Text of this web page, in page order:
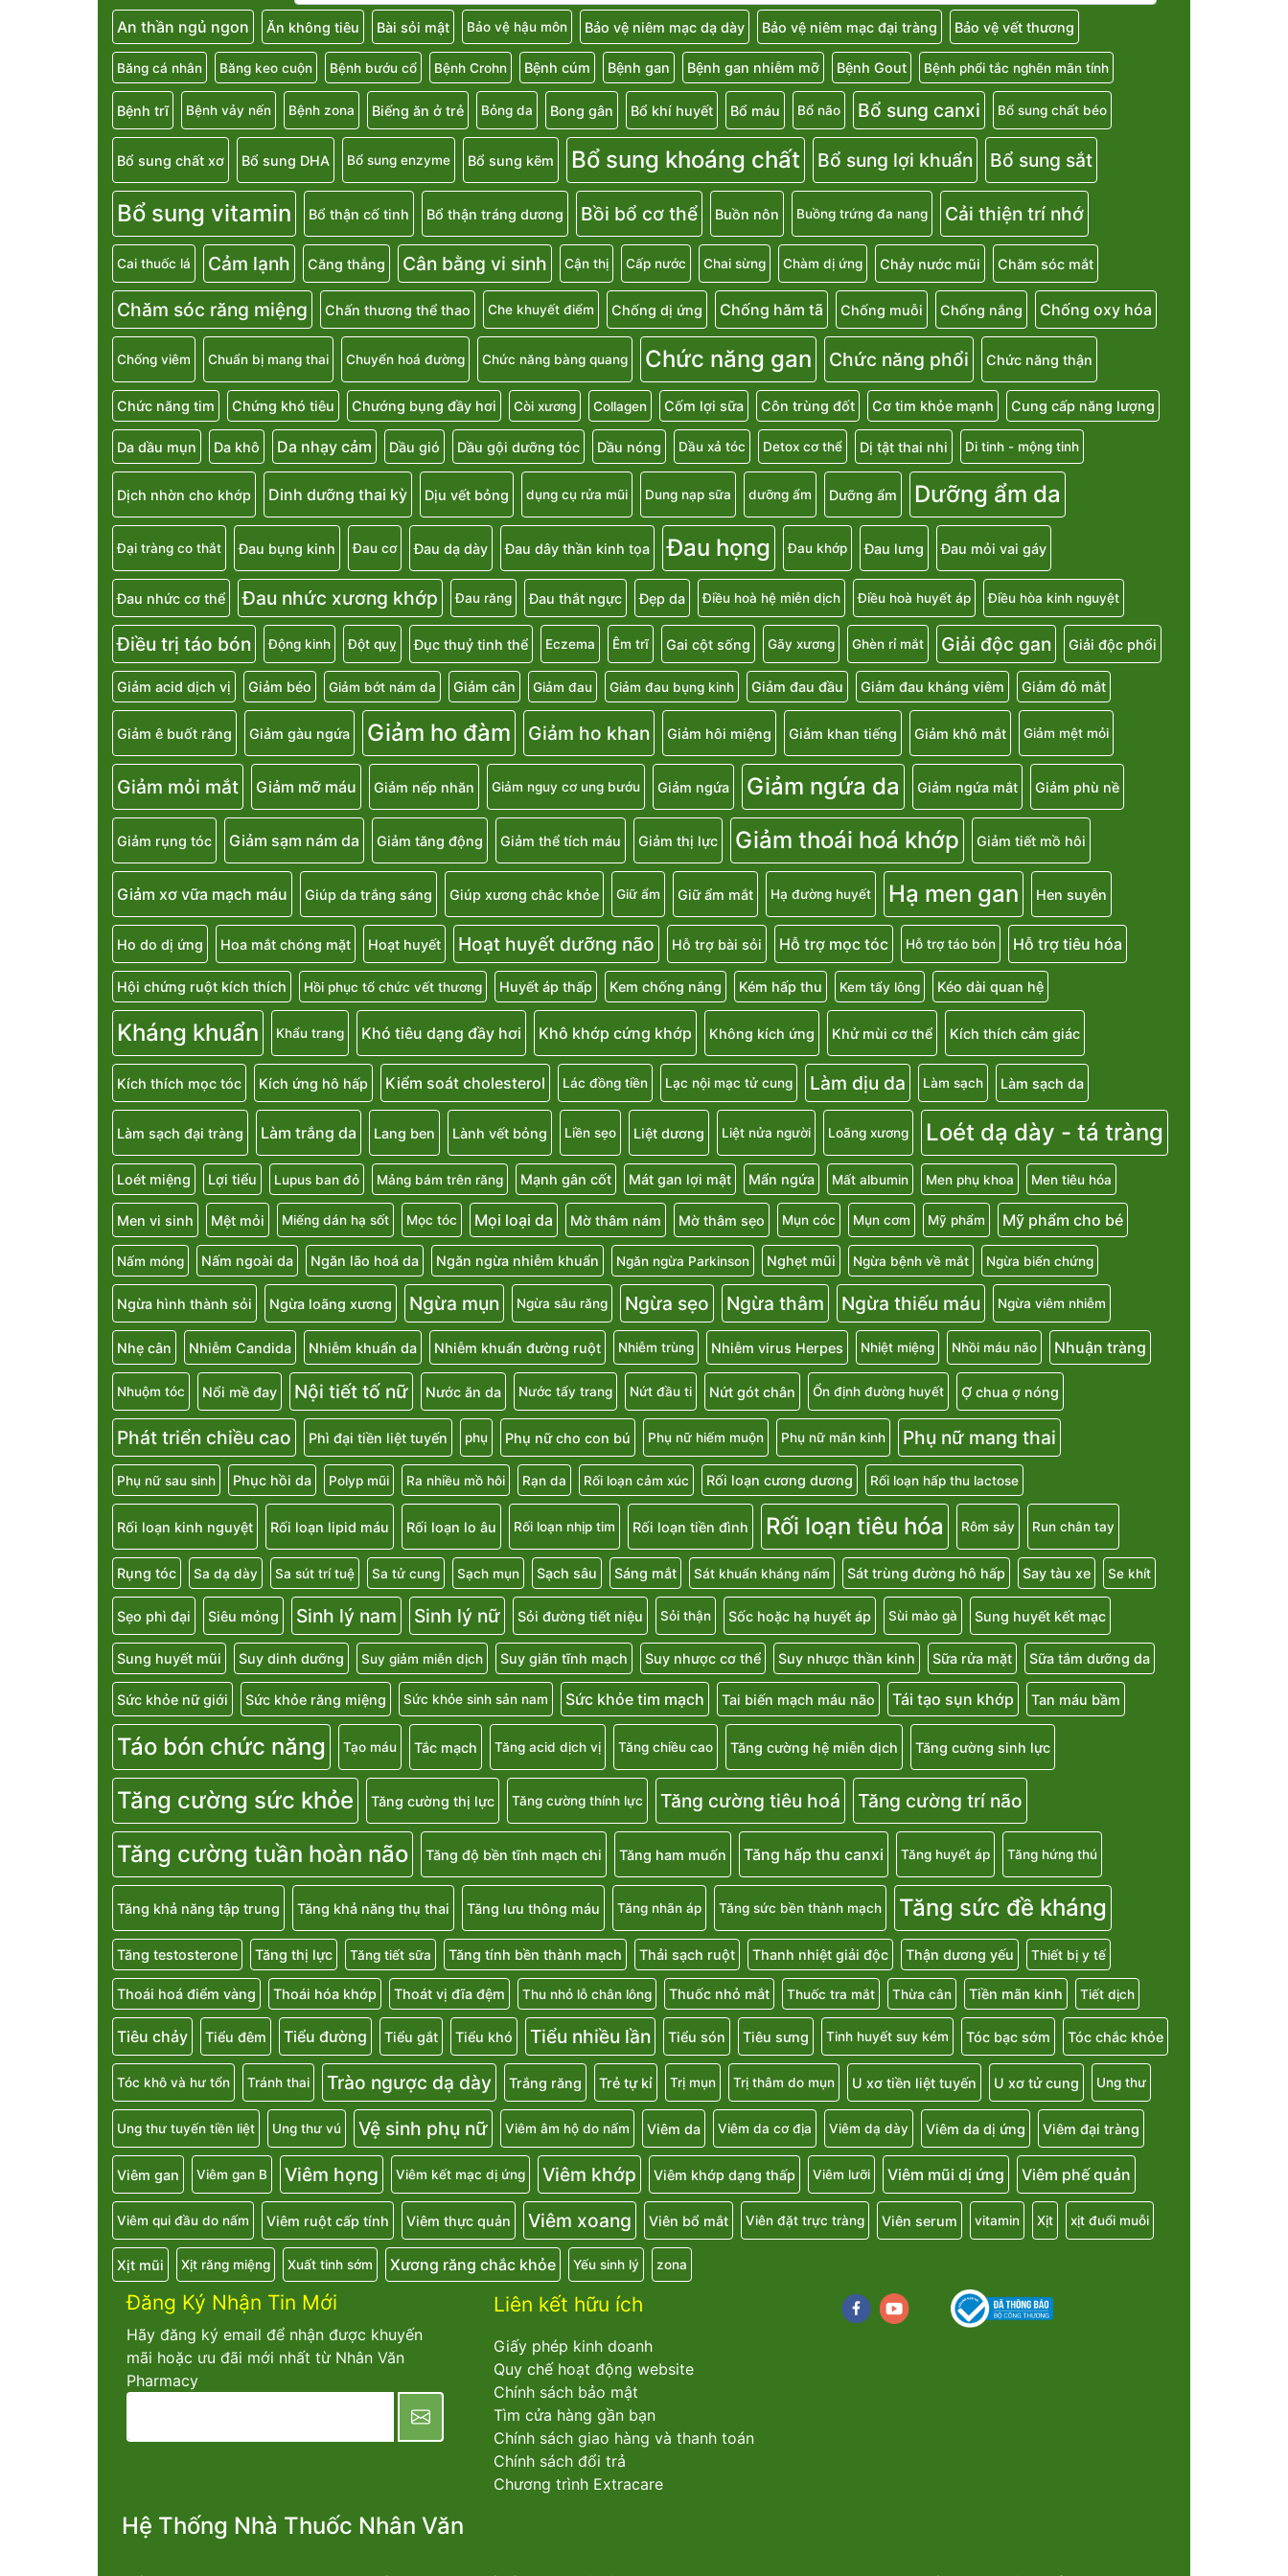
An thần ngủ ngon Ăn không tiêu Bài sỏi mật Bảo vệ hậu môn Bảo vệ niêm mạc dạ dày Bảo vệ niêm mạc đại tràng Bảo vệ vết thương
Băng cá nhân Băng keo cuộn Bệnh bướu cổ Bệnh Crohn Bệnh cúm Bệnh gan Bệnh gan nhiễm mỡ Bệnh Gout Bệnh phổi tắc nghẽn mãn tính
Bệnh trĩ Bệnh vảy nến Bệnh zona Biếng ăn ở trẻ Bỏng da Bong gân Bổ khí huyết Bổ máu Bổ não Bổ sung canxi Bổ sung chất béo
Bổ sung chất xơ Bổ sung DHA Bổ sung enzyme Bổ sung kẽm Bổ sung khoáng chất Bổ sung lợi khuẩn Bổ sung sắt
Bổ sung vitamin Bổ thận cố tinh Bổ thận tráng dương Bồi bổ cơ thể Buồn nôn Buồng trứng đa nang Cải thiện trí nhớ
Cai thuốc lá Cảm lạnh Căng thẳng Cân bằng vi sinh Cận thị Cấp nước Chai sừng Chàm dị ứng Chảy nước mũi Chăm sóc mắt
Chăm sóc răng miệng Chấn thương thể thao Che khuyết điểm Chống dị ứng Chống hăm tã Chống muỗi Chống nắng Chống oxy hóa
Chống viêm Chuẩn bị mang thai Chuyển hoá đường Chức năng bàng quang Chức năng gan Chức năng phổi Chức năng thận
Chức năng tim Chứng khó tiêu Chướng bụng đầy hơi Còi xương Collagen Cốm lợi sữa Côn trùng đốt Cơ tim khỏe mạnh Cung cấp năng lượng
Da dầu mụn Da khô Da nhạy cảm Dầu gió Dầu gội dưỡng tóc Dầu nóng Dầu xả tóc Detox cơ thể Dị tật thai nhi Di tinh - mộng tinh
Dịch nhờn cho khớp Dinh dưỡng thai kỳ Dịu vết bỏng dụng cụ rửa mũi Dung nạp sữa dưỡng ẩm Dưỡng ẩm Dưỡng ẩm da
Đại tràng co thắt Đau bụng kinh Đau cơ Đau dạ dày Đau dây thần kinh tọa Đau họng Đau khớp Đau lưng Đau mỏi vai gáy
Đau nhức cơ thể Đau nhức xương khớp Đau răng Đau thắt ngực Đẹp da Điều hoà hệ miễn dịch Điều hoà huyết áp Điều hòa kinh nguyệt
Điều trị táo bón Động kinh Đột quỵ Đục thuỷ tinh thể Eczema Êm trĩ Gai cột sống Gãy xương Ghèn rỉ mắt Giải độc gan Giải độc phổi
Giảm acid dịch vị Giảm béo Giảm bớt nám da Giảm cân Giảm đau Giảm đau bụng kinh Giảm đau đầu Giảm đau kháng viêm Giảm đỏ mắt
Giảm ê buốt răng Giảm gàu ngứa Giảm ho đàm Giảm ho khan Giảm hôi miệng Giảm khan tiếng Giảm khô mắt Giảm mệt mỏi
Giảm mỏi mắt Giảm mỡ máu Giảm nếp nhăn Giảm nguy cơ ung bướu Giảm ngứa Giảm ngứa da Giảm ngứa mắt Giảm phù nề
Giảm rụng tóc Giảm sạm nám da Giảm tăng động Giảm thể tích máu Giảm thị lực Giảm thoái hoá khớp Giảm tiết mồ hôi
Giảm xơ vữa mạch máu Giúp da trắng sáng Giúp xương chắc khỏe Giữ ẩm Giữ ẩm mắt Hạ đường huyết Hạ men gan Hen suyễn
Ho do dị ứng Hoa mắt chóng mặt Hoạt huyết Hoạt huyết dưỡng não Hỗ trợ bài sỏi Hỗ trợ mọc tóc Hỗ trợ táo bón Hỗ trợ tiêu hóa
Hội chứng ruột kích thích Hồi phục tổ chức vết thương Huyết áp thấp Kem chống nắng Kém hấp thu Kem tẩy lông Kéo dài quan hệ
Kháng khuẩn Khẩu trang Khó tiêu dạng đầy hơi Khô khớp cứng khớp Không kích ứng Khử mùi cơ thể Kích thích cảm giác
Kích thích mọc tóc Kích ứng hô hấp Kiểm soát cholesterol Lác đồng tiền Lạc nội mạc tử cung Làm dịu da Làm sạch Làm sạch da
Làm sạch đại tràng Làm trắng da Lang ben Lành vết bỏng Liền sẹo Liệt dương Liệt nửa người Loãng xương Loét dạ dày - tá tràng
Loét miệng Lợi tiểu Lupus ban đỏ Mảng bám trên răng Mạnh gân cốt Mát gan lợi mật Mẩn ngứa Mất albumin Men phụ khoa Men tiêu hóa
Men vi sinh Mệt mỏi Miếng dán hạ sốt Mọc tóc Mọi loại da Mờ thâm nám Mờ thâm sẹo Mụn cóc Mụn cơm Mỹ phẩm Mỹ phẩm cho bé
Nấm móng Nấm ngoài da Ngăn lão hoá da Ngăn ngừa nhiễm khuẩn Ngăn ngừa Parkinson Nghẹt mũi Ngừa bệnh về mắt Ngừa biến chứng
Ngừa hình thành sỏi Ngừa loãng xương Ngừa mụn Ngừa sâu răng Ngừa sẹo Ngừa thâm Ngừa thiếu máu Ngừa viêm nhiễm
Nhẹ cân Nhiễm Candida Nhiễm khuẩn da Nhiễm khuẩn đường ruột Nhiễm trùng Nhiễm virus Herpes Nhiệt miệng Nhồi máu não Nhuận tràng
Nhuộm tóc Nổi mề đay Nội tiết tố nữ Nước ăn da Nước tẩy trang Nứt đầu ti Nứt gót chân Ổn định đường huyết Ợ chua ợ nóng
Phát triển chiều cao Phì đại tiền liệt tuyến phụ Phụ nữ cho con bú Phụ nữ hiếm muộn Phụ nữ mãn kinh Phụ nữ mang thai
Phụ nữ sau sinh Phục hồi da Polyp mũi Ra nhiều mồ hôi Rạn da Rối loạn cảm xúc Rối loạn cương dương Rối loạn hấp thu lactose
Rối loạn kinh nguyệt Rối loạn lipid máu Rối loạn lo âu Rối loạn nhịp tim Rối loạn tiền đình Rối loạn tiêu hóa Rôm sảy Run chân tay
Rụng tóc Sa dạ dày Sa sút trí tuệ Sa tử cung Sạch mụn Sạch sâu Sáng mắt Sát khuẩn kháng nấm Sát trùng đường hô hấp Say tàu xe Se khít
Sẹo phì đại Siêu mỏng Sinh lý nam Sinh lý nữ Sỏi đường tiết niệu Sỏi thận Sốc hoặc hạ huyết áp Sùi mào gà Sung huyết kết mạc
Sung huyết mũi Suy dinh dưỡng Suy giảm miễn dịch Suy giãn tĩnh mạch Suy nhược cơ thể Suy nhược thần kinh Sữa rửa mặt Sữa tắm dưỡng da
Sức khỏe nữ giới Sức khỏe răng miệng Sức khỏe sinh sản nam Sức khỏe tim mạch Tai biến mạch máu não Tái tạo sụn khớp Tan máu bầm
Táo bón chức năng Tạo máu Tắc mạch Tăng acid dịch vị Tăng chiều cao Tăng cường hệ miễn dịch Tăng cường sinh lực
Tăng cường sức khỏe Tăng cường thị lực Tăng cường thính lực Tăng cường tiêu hoá Tăng cường trí não
Tăng cường tuần hoàn não Tăng độ bền tĩnh mạch chi Tăng ham muốn Tăng hấp thu canxi Tăng huyết áp Tăng hứng thú
Tăng khả năng tập trung Tăng khả năng thụ thai Tăng lưu thông máu Tăng nhãn áp Tăng sức bền thành mạch Tăng sức đề kháng
Tăng testosterone Tăng thị lực Tăng tiết sữa Tăng tính bền thành mạch Thải sạch ruột Thanh nhiệt giải độc Thận dương yếu Thiết bị y tế
Thoái hoá điểm vàng Thoái hóa khớp Thoát vị đĩa đệm Thu nhỏ lỗ chân lông Thuốc nhỏ mắt Thuốc tra mắt Thừa cân Tiền mãn kinh Tiết dịch
Tiêu chảy Tiểu đêm Tiểu đường Tiểu gắt Tiểu khó Tiểu nhiều lần Tiểu són Tiêu sưng Tinh huyết suy kém Tóc bạc sớm Tóc chắc khỏe
Tóc khô và hư tổn Tránh thai Trào ngược dạ dày Trắng răng Trẻ tự kỉ Trị mụn Trị thâm do mụn U xơ tiền liệt tuyến U xơ tử cung Ung thư
Ung thư tuyến tiền liệt Ung thư vú Vệ sinh phụ nữ Viêm âm hộ do nấm Viêm da Viêm da cơ địa Viêm dạ dày Viêm da dị ứng Viêm đại tràng
Viêm gan Viêm gan B Viêm họng Viêm kết mạc dị ứng Viêm khớp Viêm khớp dạng thấp Viêm lưỡi Viêm mũi dị ứng Viêm phế quản
Viêm qui đầu do nấm Viêm ruột cấp tính Viêm thực quản Viêm xoang Viên bổ mắt Viên đặt trực tràng Viên serum vitamin Xịt xịt đuổi muỗi
Xịt mũi Xịt răng miệng Xuất tinh sớm Xương răng chắc khỏe Yếu sinh lý zona
Đăng Ký Nhận Tin Mới
Hãy đăng ký email để nhận được khuyến
mãi hoặc ưu đãi mới nhất từ Nhân Văn
Pharmacy
Liên kết hữu ích
Giấy phép kinh doanh
Quy chế hoạt động website
Chính sách bảo mật
Tìm cửa hàng gần bạn
Chính sách giao hàng và thanh toán
Chính sách đổi trả
Chương trình Extracare
Facebookyoutube
Hệ Thống Nhà Thuốc Nhân Văn